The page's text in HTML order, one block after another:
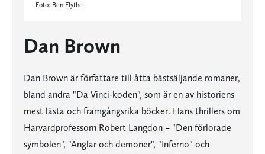
Foto: Ben Flythe
Dan Brown
Dan Brown är författare till åtta bästsäljande romaner,
bland andra "Da Vinci-koden", som är en av historiens
mest lästa och framgångsrika böcker. Hans thrillers om
Harvardprofessorn Robert Langdon – "Den förlorade
symbolen", "Änglar och demoner", "Inferno" och